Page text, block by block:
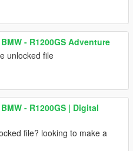
- R1200GS Adventure
unlocked file
- R1200GS | Digital
file? looking to make a